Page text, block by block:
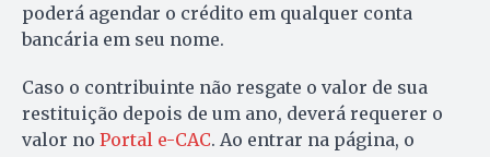
poderá agendar o crédito em qualquer conta
bancária em seu nome.
Caso o contribuinte não resgate o valor de sua
restituição depois de um ano, deverá requerer o
valor no Portal e-CAC. Ao entrar na página, o